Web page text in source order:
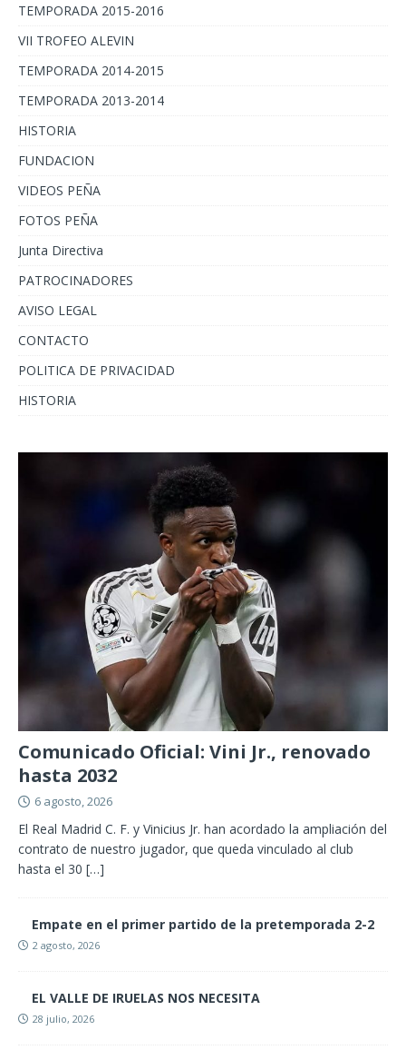
TEMPORADA 2015-2016
VII TROFEO ALEVIN
TEMPORADA 2014-2015
TEMPORADA 2013-2014
HISTORIA
FUNDACION
VIDEOS PEÑA
FOTOS PEÑA
Junta Directiva
PATROCINADORES
AVISO LEGAL
CONTACTO
POLITICA DE PRIVACIDAD
HISTORIA
Comunicado Oficial: Vini Jr., renovado
hasta 2032
6 agosto, 2026
El Real Madrid C. F. y Vinicius Jr. han acordado la ampliación del
contrato de nuestro jugador, que queda vinculado al club
hasta el 30 […]
Empate en el primer partido de la pretemporada 2-2
2 agosto, 2026
EL VALLE DE IRUELAS NOS NECESITA
28 julio, 2026